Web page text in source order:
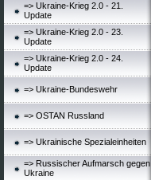
=> Ukraine-Krieg 2.0 - 21.
Update
=> Ukraine-Krieg 2.0 - 23.
Update
=> Ukraine-Krieg 2.0 - 24.
Update
=> Ukraine-Bundeswehr
=> OSTAN Russland
=> Ukrainische Spezialeinheiten
=> Russischer Aufmarsch gegen
Ukraine